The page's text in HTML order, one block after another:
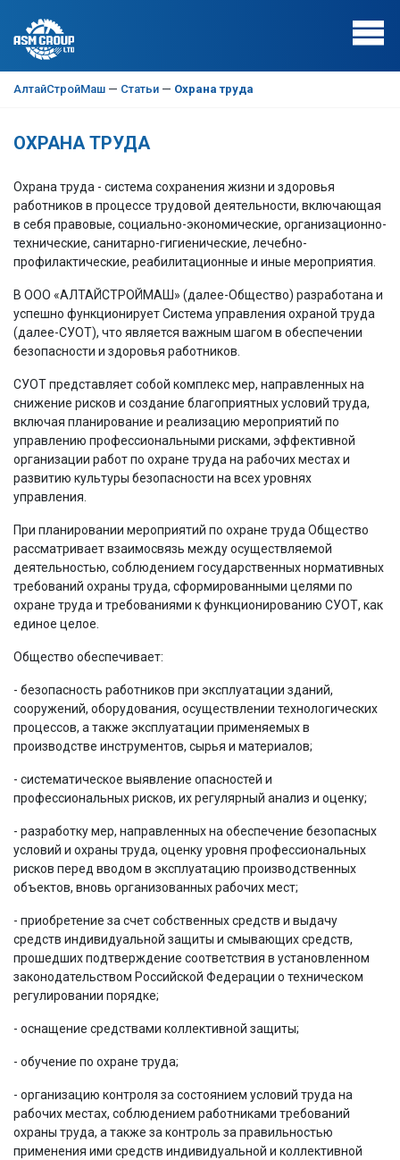
АлтайСтройМаш — Статьи — Охрана труда
ОХРАНА ТРУДА
Охрана труда - система сохранения жизни и здоровья
работников в процессе трудовой деятельности, включающая
в себя правовые, социально-экономические, организационно-
технические, санитарно-гигиенические, лечебно-
профилактические, реабилитационные и иные мероприятия.
В ООО «АЛТАЙСТРОЙМАШ» (далее-Общество) разработана и
успешно функционирует Система управления охраной труда
(далее-СУОТ), что является важным шагом в обеспечении
безопасности и здоровья работников.
СУОТ представляет собой комплекс мер, направленных на
снижение рисков и создание благоприятных условий труда,
включая планирование и реализацию мероприятий по
управлению профессиональными рисками, эффективной
организации работ по охране труда на рабочих местах и
развитию культуры безопасности на всех уровнях
управления.
При планировании мероприятий по охране труда Общество
рассматривает взаимосвязь между осуществляемой
деятельностью, соблюдением государственных нормативных
требований охраны труда, сформированными целями по
охране труда и требованиями к функционированию СУОТ, как
единое целое.
Общество обеспечивает:
- безопасность работников при эксплуатации зданий,
сооружений, оборудования, осуществлении технологических
процессов, а также эксплуатации применяемых в
производстве инструментов, сырья и материалов;
- систематическое выявление опасностей и
профессиональных рисков, их регулярный анализ и оценку;
- разработку мер, направленных на обеспечение безопасных
условий и охраны труда, оценку уровня профессиональных
рисков перед вводом в эксплуатацию производственных
объектов, вновь организованных рабочих мест;
- приобретение за счет собственных средств и выдачу
средств индивидуальной защиты и смывающих средств,
прошедших подтверждение соответствия в установленном
законодательством Российской Федерации о техническом
регулировании порядке;
- оснащение средствами коллективной защиты;
- обучение по охране труда;
- организацию контроля за состоянием условий труда на
рабочих местах, соблюдением работниками требований
охраны труда, а также за контроль за правильностью
применения ими средств индивидуальной и коллективной